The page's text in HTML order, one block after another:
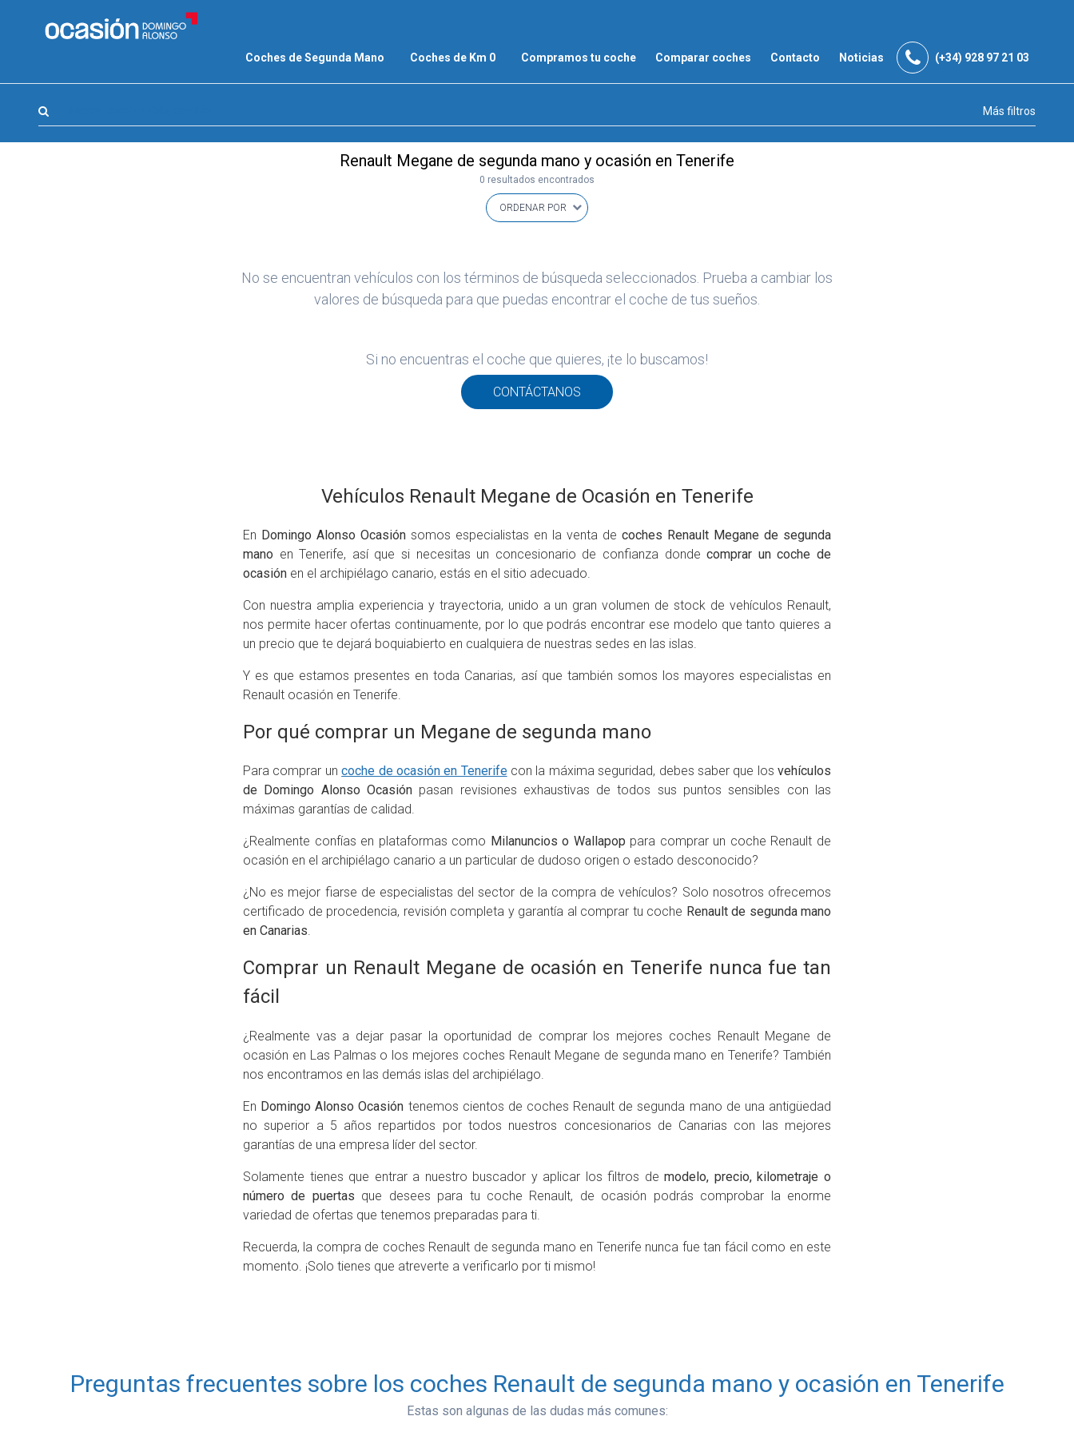
Coches de Segunda Mano Coches de Km 0 Compramos tu coche Comparar coches Contacto Noticias (+34) 928 97 21 03
FILTROS
APPROVED
Más filtros
Renault Megane de segunda mano y ocasión en Tenerife
0 resultados encontrados
No se encuentran vehículos con los términos de búsqueda seleccionados. Prueba a cambiar los
valores de búsqueda para que puedas encontrar el coche de tus sueños.
Si no encuentras el coche que quieres, ¡te lo buscamos!
CONTÁCTANOS
Vehículos Renault Megane de Ocasión en Tenerife
En Domingo Alonso Ocasión somos especialistas en la venta de coches Renault Megane de segunda
mano en Tenerife, así que si necesitas un concesionario de confianza dondecomprar un coche de
ocasión en el archipiélago canario, estás en el sitio adecuado.
Con nuestra amplia experiencia y trayectoria, unido a un gran volumen de stock de vehículos Renault,
nos permite hacer ofertas continuamente, por lo que podrás encontrar ese modelo que tanto quieres a
un precio que te dejará boquiabierto en cualquiera de nuestras sedes en las islas.
Y es que estamos presentes en toda Canarias, así que también somos los mayores especialistas en
Renault ocasión en Tenerife.
Por qué comprar un Megane de segunda mano
Para comprar uncoche de ocasión en Tenerifecon la máxima seguridad, debes saber que los vehículos
de Domingo Alonso Ocasiónpasan revisiones exhaustivas de todos sus puntos sensibles con las
máximas garantías de calidad.
¿Realmente confías en plataformas como Milanuncios o Wallapop para comprar un coche Renault de
ocasión en el archipiélago canario a un particular de dudoso origen o estado desconocido?
¿No es mejor fiarse de especialistas del sector de la compra de vehículos? Solo nosotros ofrecemos
certificado de procedencia, revisión completa y garantía al comprar tu coche Renault de segunda mano
en Canarias.
Comprar un Renault Megane de ocasión en Tenerife nunca fue tan
fácil
¿Realmente vas a dejar pasar la oportunidad de comprar los mejores coches Renault Megane de
ocasión en Las Palmas o los mejores coches Renault Megane de segunda mano en Tenerife? También
nos encontramos en las demás islas del archipiélago.
En Domingo Alonso Ocasión tenemos cientos de coches Renault de segunda mano de una antigüedad
no superior a 5 años repartidos por todos nuestros concesionarios de Canarias con las mejores
garantías de una empresa líder del sector.
Solamente tienes que entrar a nuestro buscador y aplicar los filtros demodelo, precio, kilometraje o
número de puertas que desees para tu coche Renault, de ocasión podrás comprobar la enorme
variedad de ofertas que tenemos preparadas para ti.
Recuerda, la compra de coches Renault de segunda mano en Tenerife nunca fue tan fácil como en este
momento. ¡Solo tienes que atreverte a verificarlo por ti mismo!
Preguntas frecuentes sobre los coches Renault de segunda mano y ocasión en Tenerife
Estas son algunas de las dudas más comunes: